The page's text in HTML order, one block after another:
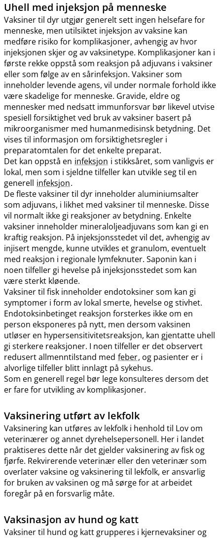
Uhell med injeksjon på menneske
Vaksiner til dyr utgjør generelt sett ingen helsefare for
menneske, men utilsiktet injeksjon av vaksine kan
medføre risiko for komplikasjoner, avhengig av hvor
injeksjonen skjer og av vaksinetype. Komplikasjoner kan i
første rekke oppstå som reaksjon på adjuvans i vaksiner
eller som følge av en sårinfeksjon. Vaksiner som
inneholder levende agens, vil under normale forhold ikke
være skadelige for menneske. Gravide, eldre og
mennesker med nedsatt immunforsvar bør likevel utvise
spesiell forsiktighet ved bruk av vaksiner basert på
mikroorganismer med humanmedisinsk betydning. Det
vises til informasjon om forsiktighetsregler i
preparatomtalen for det enkelte preparat.
Det kan oppstå en infeksjon i stikksåret, som vanligvis er
lokal, men som i sjeldne tilfeller kan utvikle seg til en
generell infeksjon.
De fleste vaksiner til dyr inneholder aluminiumsalter
som adjuvans, i likhet med vaksiner til menneske. Disse
vil normalt ikke gi reaksjoner av betydning. Enkelte
vaksiner inneholder mineraloljeadjuvans som kan gi en
kraftig reaksjon. På injeksjonsstedet vil det, avhengig av
injisert mengde, kunne utvikles et granulom, eventuelt
med reaksjon i regionale lymfeknuter. Saponin kan i
noen tilfeller gi hevelse på injeksjonsstedet som kan
være sterkt kløende.
Vaksiner til fisk inneholder endotoksiner som kan gi
symptomer i form av lokal smerte, hevelse og stivhet.
Endotoksinbetinget reaksjon forsterkes ikke om en
person eksponeres på nytt, men dersom vaksinen
utløser en hypersensitivitetsreaksjon, kan gjentatte uhell
gi sterkere reaksjoner. I noen tilfeller er det observert
redusert allmenntilstand med feber, og pasienter er i
alvorlige tilfeller blitt innlagt på sykehus.
Som en generell regel bør lege konsulteres dersom det
er fare for utvikling av komplikasjoner.
Vaksinering utført av lekfolk
Vaksinering kan utføres av lekfolk i henhold til Lov om
veterinærer og annet dyrehelsepersonell. Her i landet
praktiseres dette når det gjelder vaksinering av fisk og
fjørfe. Rekvirerende veterinær eller den veterinær som
overlater vaksine og vaksinering til lekfolk, er ansvarlig
for bruken av vaksinen og må sørge for at arbeidet
foregår på en forsvarlig måte.
Vaksinasjon av hund og katt
Vaksiner til hund og katt grupperes i kjernevaksiner og